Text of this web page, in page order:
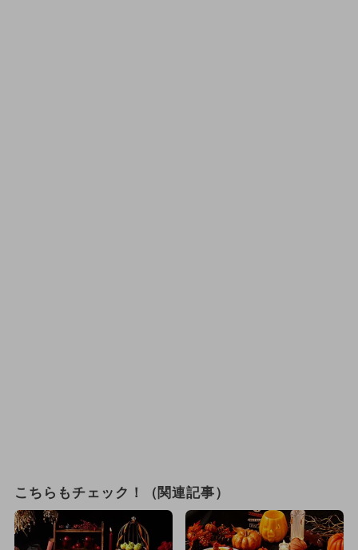
こちらもチェック！（関連記事）